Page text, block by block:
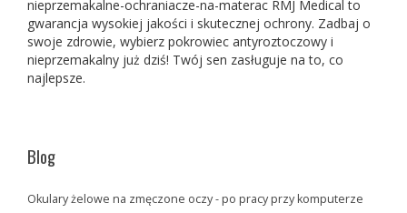
nieprzemakalne-ochraniacze-na-materac RMJ Medical to
gwarancja wysokiej jakości i skutecznej ochrony. Zadbaj o
swoje zdrowie, wybierz pokrowiec antyroztoczowy i
nieprzemakalny już dziś! Twój sen zasługuje na to, co
najlepsze.
Blog
Okulary żelowe na zmęczone oczy - po pracy przy komputerze